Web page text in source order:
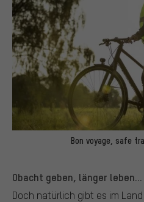
Bon voyage, safe
Obacht geben, länger leben...
Doch natürlich gibt es im